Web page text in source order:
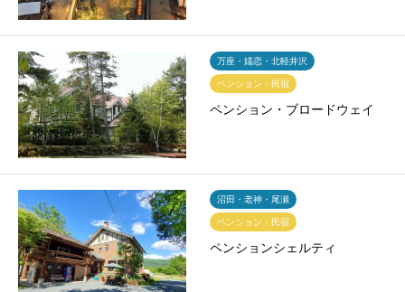
万座・嬬恋・北軽井沢
ペンション・民宿
ペンション・ブロードウェイ
沼田・老神・尾瀬
ペンション・民宿
ペンションシェルティ